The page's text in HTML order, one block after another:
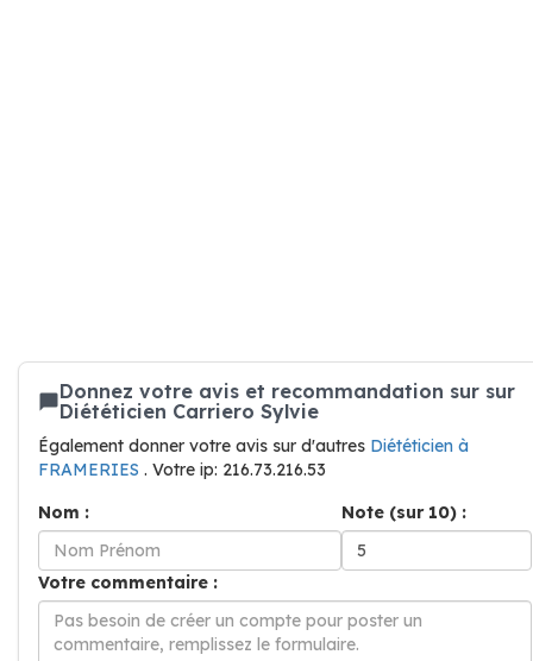
Donnez votre avis et recommandation sur sur
Diététicien Carriero Sylvie
Également donner votre avis sur d'autres Diététicien à
FRAMERIES . Votre ip: 216.73.216.53
Nom :
Note (sur 10) :
Votre commentaire :